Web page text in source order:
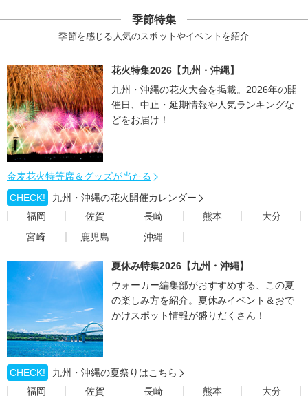
季節特集
季節を感じる人気のスポットやイベントを紹介
花火特集2026【九州・沖縄】
九州・沖縄の花火大会を掲載。2026年の開
催日、中止・延期情報や人気ランキングな
どをお届け！
金麦花火特等席＆グッズが当たる
CHECK!
九州・沖縄の花火開催カレンダー
福岡
佐賀 長崎 熊本
大分
宮崎
鹿児島 沖縄
夏休み特集2026【九州・沖縄】
ウォーカー編集部がおすすめする、この夏
の楽しみ方を紹介。夏休みイベント＆おで
かけスポット情報が盛りだくさん！
CHECK!
九州・沖縄の夏祭りはこちら
福岡
佐賀 長崎 熊本
大分